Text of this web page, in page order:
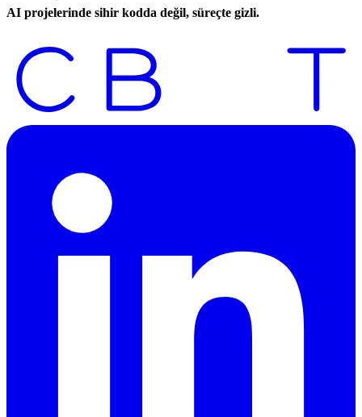
AI projelerinde sihir kodda değil, süreçte gizli.